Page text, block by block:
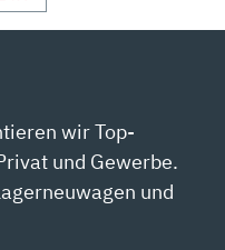
wir Top-
und Gewerbe.
und